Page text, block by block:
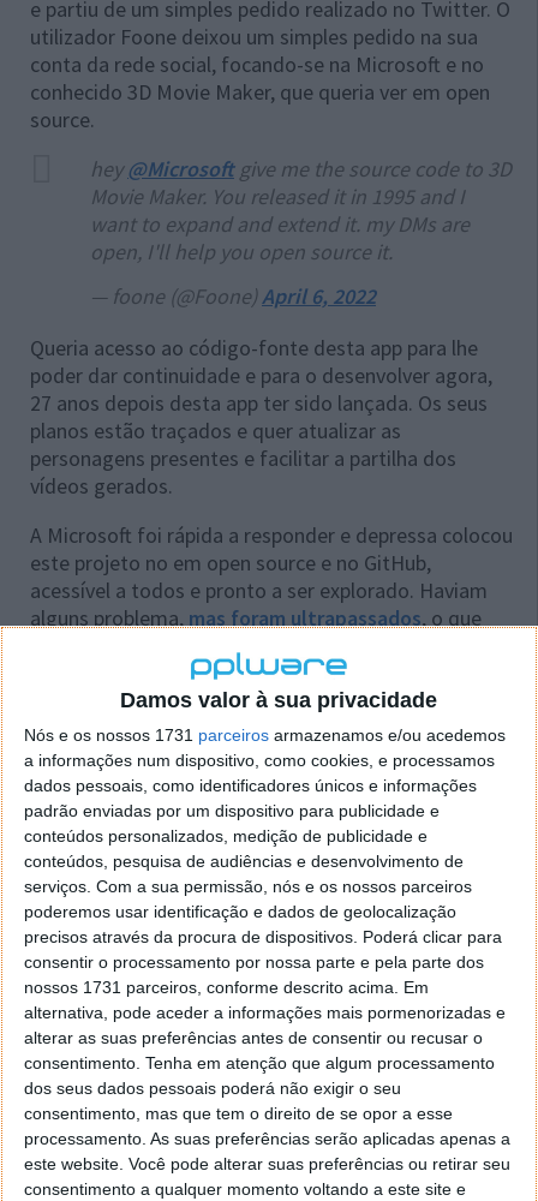
Damos valor à sua privacidade
Nós e os nossos 1731 parceiros armazenamos e/ou acedemos
a informações num dispositivo, como cookies, e processamos
dados pessoais, como identificadores únicos e informações
padrão enviadas por um dispositivo para publicidade e
conteúdos personalizados, medição de publicidade e
conteúdos, pesquisa de audiências e desenvolvimento de
serviços. Com a sua permissão, nós e os nossos parceiros
poderemos usar identificação e dados de geolocalização
precisos através da procura de dispositivos. Poderá clicar para
consentir o processamento por nossa parte e pela parte dos
nossos 1731 parceiros, conforme descrito acima. Em
alternativa, pode aceder a informações mais pormenorizadas e
alterar as suas preferências antes de consentir ou recusar o
consentimento. Tenha em atenção que algum processamento
dos seus dados pessoais poderá não exigir o seu
consentimento, mas que tem o direito de se opor a esse
processamento. As suas preferências serão aplicadas apenas a
este website. Você pode alterar suas preferências ou retirar seu
consentimento a qualquer momento voltando a este site e
e partiu de um simples pedido realizado no Twitter. O
utilizador Foone deixou um simples pedido na sua
conta da rede social, focando-se na Microsoft e no
conhecido 3D Movie Maker, que queria ver em open
source.
hey@Microsoftgive me the source code to 3D
Movie Maker. You released it in 1995 and I
want to expand and extend it. my DMs are
open, I'll help you open source it.
— foone (@Foone)April 6, 2022
Queria acesso ao código-fonte desta app para lhe
poder dar continuidade e para o desenvolver agora,
27 anos depois desta app ter sido lançada. Os seus
planos estão traçados e quer atualizar as
personagens presentes e facilitar a partilha dos
vídeos gerados.
A Microsoft foi rápida a responder e depressa colocou
este projeto no em open source e no GitHub,
acessível a todos e pronto a ser explorado. Haviam
alguns problema, mas foram ultrapassados, o que
levará certamente a que muito em breve vai surgir
uma nova versão do 3D Movie Maker, renovada e
atualizada.
Hey friends - we've open sourced the code to
1995's Microsoft 3D Movie Maker
https://t.co/h4mYSKRrjKThanks to
@jeffwilcoxand the Microsoft OSS office as
well our friends in legal and those who
continue to put up with me being a nudzh.
Thanks to@foonefor the idea! Enjoy.
https://t.co/6wBAkjkeIP
— Scott Hanselman (@shanselman)May 4,
2022
Lançado em 1995, o 3D Movie Maker oferece aos
utilizadores uma forma fácil de criar filmes. Permite
colocar personagens de desenhos animados e outros
adereços em ambientes pré-renderizados, criando
assim filmes personalizados por cada utilizador.